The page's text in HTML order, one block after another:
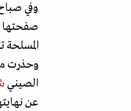
وفي
صفحتها
المسلحة
وحذرت
الصيني
عن